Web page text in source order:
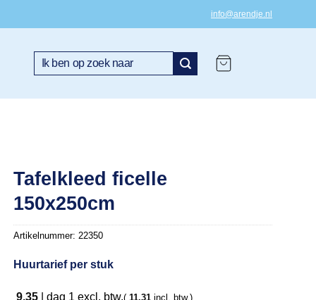
info@arendje.nl
Zoeken
Tafelkleed ficelle
150x250cm
Artikelnummer:22350
Huurtarief per stuk
9,35 |dag 1 excl. btw.( 11,31 incl. btw.)